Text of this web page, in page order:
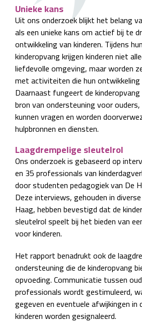
Unieke kans
Uit ons onderzoek blijkt het belang
als een unieke kans om actief bij te
ontwikkeling van kinderen. Tijdens
kinderopvang krijgen kinderen niet
liefdevolle omgeving, maar worden
met activiteiten die hun ontwikkeling
Daarnaast fungeert de
bron van ondersteuning voor
kunnen vragen en worden
hulpbronnen en diensten.
Laagdrempelige sleutelrol
Ons onderzoek is gebaseerd op
en 35 professionals van
door studenten pedagogiek van De
Deze interviews, gehouden in
Haag, hebben bevestigd dat de
sleutelrol speelt bij het bieden van
voor kinderen.
Het rapport benadrukt ook de
ondersteuning die de kinderopvang
opvoeding. Communicatie tussen
professionals wordt gestimuleerd,
gegeven en eventuele afwijkingen in
kinderen worden gesignaleerd.